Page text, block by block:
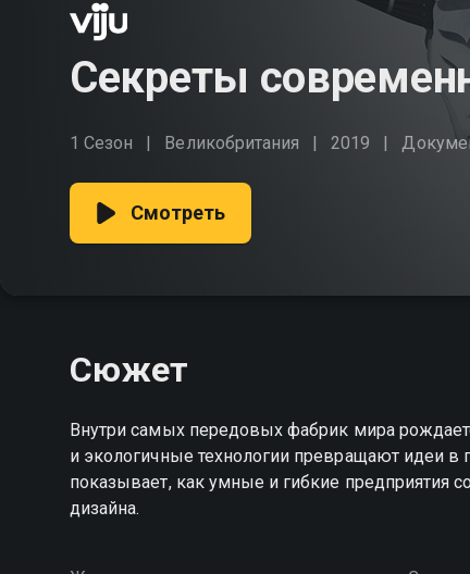
Секреты
1 Сезон Великобритания 2019
Смотреть
Сюжет
Внутри самых передовых фабрик мира
и экологичные технологии превращают идеи
показывает, как умные и гибкие предприятия
дизайна.